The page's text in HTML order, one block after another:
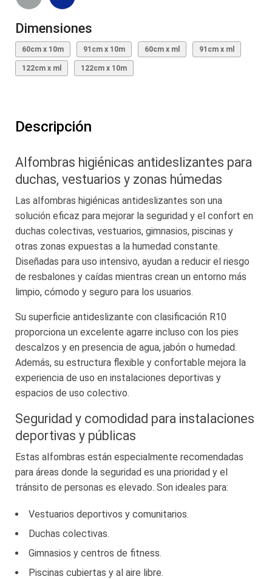
Dimensiones
60cm x 10m 91cm x 10m 60cm x ml 91cm x ml
122cm x ml 122cm x 10m
Descripción
Alfombras higiénicas antideslizantes para
duchas, vestuarios y zonas húmedas
Las alfombras higiénicas antideslizantes son una
solución eficaz para mejorar la seguridad y el confort en
duchas colectivas, vestuarios, gimnasios, piscinas y
otras zonas expuestas a la humedad constante.
Diseñadas para uso intensivo, ayudan a reducir el riesgo
de resbalones y caídas mientras crean un entorno más
limpio, cómodo y seguro para los usuarios.
Su superficie antideslizante con clasificación R10
proporciona un excelente agarre incluso con los pies
descalzos y en presencia de agua, jabón o humedad.
Además, su estructura flexible y confortable mejora la
experiencia de uso en instalaciones deportivas y
espacios de uso colectivo.
Seguridad y comodidad para instalaciones
deportivas y públicas
Estas alfombras están especialmente recomendadas
para áreas donde la seguridad es una prioridad y el
tránsito de personas es elevado. Son ideales para:
Vestuarios deportivos y comunitarios.
Duchas colectivas.
Gimnasios y centros de fitness.
Piscinas cubiertas y al aire libre.